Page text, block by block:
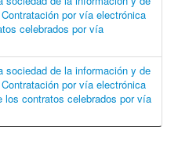
por vía electrónica
celebrados por vía
sociedad de la información y de
por vía electrónica
contratos celebrados por vía